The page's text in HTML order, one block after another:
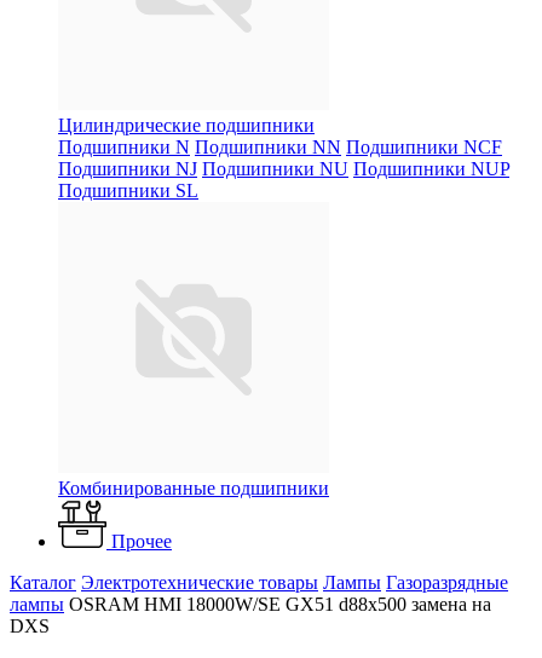
Цилиндрические подшипники
Подшипники N Подшипники NN Подшипники NCF
Подшипники NJ Подшипники NU Подшипники NUP
Подшипники SL
Комбинированные подшипники
Прочее
Каталог Электротехнические товары Лампы Газоразрядные
лампы OSRAM HMI 18000W/SE GX51 d88x500 замена на
DXS